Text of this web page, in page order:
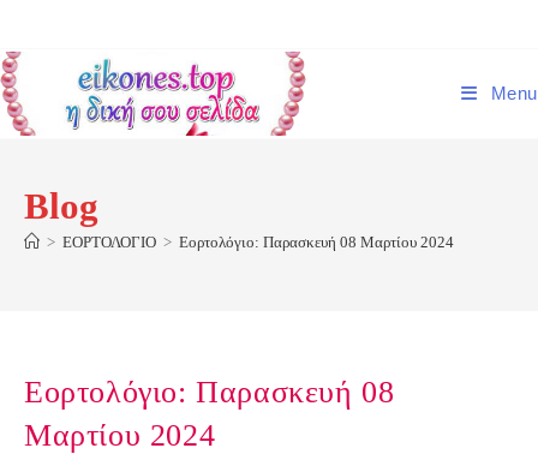
content
Menu
Blog
> ΕΟΡΤΟΛΟΓΙΟ > Εορτολόγιο: Παρασκευή 08 Μαρτίου 2024
Εορτολόγιο: Παρασκευή 08
Μαρτίου 2024